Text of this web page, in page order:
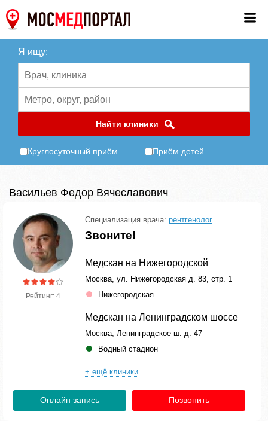
Я ищу:
Найти клиники
Круглосуточный приём Приём детей
Васильев Федор Вячеславович
Рейтинг: 4
Специализация врача: рентгенолог
Звоните!
Медскан на Нижегородской
Москва, ул. Нижегородская д. 83, стр. 1
Нижегородская
Медскан на Ленинградском шоссе
Москва, Ленинградское ш. д. 47
Водный стадион
+ ещё клиники
Онлайн запись Позвонить